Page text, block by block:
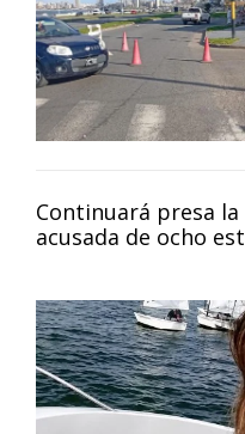
Continuará presa
acusada de ocho